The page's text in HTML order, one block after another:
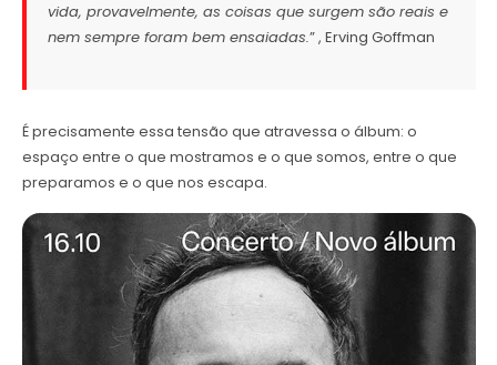
vida, provavelmente, as coisas que surgem são reais e
nem sempre foram bem ensaiadas.” , Erving Goffman
É precisamente essa tensão que atravessa o álbum: o
espaço entre o que mostramos e o que somos, entre o que
preparamos e o que nos escapa.